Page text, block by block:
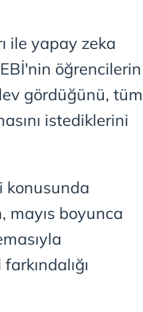
ile yapay zeka
öğrencilerin
gördüğünü, tüm
istediklerini
konusunda
mayıs boyunca